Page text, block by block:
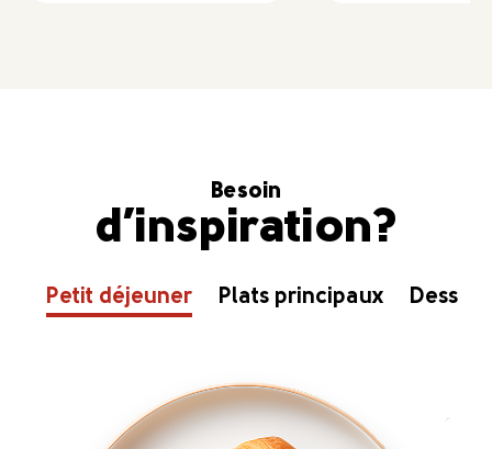
Besoin
d’inspiration?
Petit déjeuner Plats principaux